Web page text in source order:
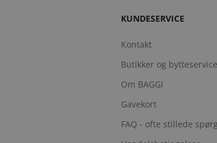
KUNDESERVICE
Kontakt
Butikker og bytteservice
Om BAGGI
Gavekort
FAQ - ofte stillede